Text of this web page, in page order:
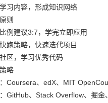
习内容，形成知识网络
则
例建议3:7，学完立即应用
跑策略，快速迭代项目
区，学习优秀代码
略
Coursera、edX、MIT
GitHub、Stack Overflow、掘金